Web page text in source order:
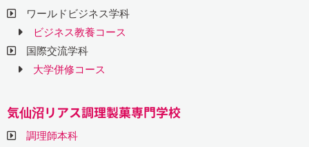
ワールドビジネス学科
ビジネス教養コース
国際交流学科
大学併修コース
気仙沼リアス調理製菓専門学校
調理師本科